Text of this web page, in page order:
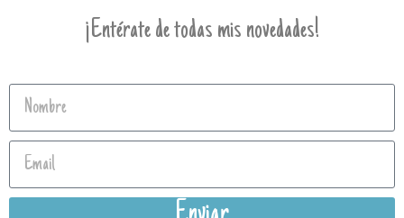
¡Entérate de todas mis novedades!